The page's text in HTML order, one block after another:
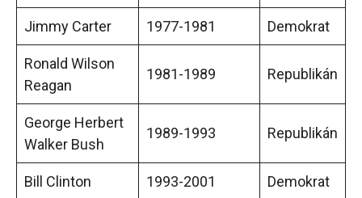
Jimmy Carter 1977-1981 Demokrat
Ronald Wilson
Reagan
1981-1989 Republikán
George Herbert
Walker Bush
1989-1993 Republikán
Bill Clinton 1993-2001 Demokrat